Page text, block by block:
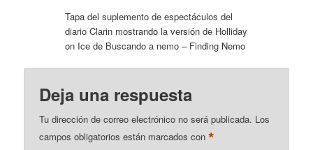
Tapa del suplemento de espectáculos del
diario Clarin mostrando la versión de Holliday
on Ice de Buscando a nemo – Finding Nemo
Deja una respuesta
Tu dirección de correo electrónico no será publicada. Los
campos obligatorios están marcados con*